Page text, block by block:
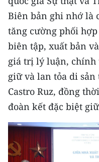
Biên bản ghi nhớ là
tăng cường phối
biên tập, xuất bản
giá trị lý luận, chính
giữ và lan tỏa di
Castro Ruz, đồng
đoàn kết đặc biệt